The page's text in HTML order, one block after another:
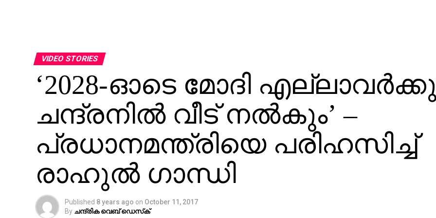
VIDEO STORIES
‘2028-ഓടെ മോദി
ചന്ദ്രനില്‍ വീട് നല്‍കും’ –
പ്രധാനമന്ത്രിയെ പരിഹസിച്ച്
രാഹുല്‍ ഗാന്ധി
Published 8 years ago on October 11, 2017
By ചന്ദ്രിക വെബ് ഡെസ്‌ക്‌